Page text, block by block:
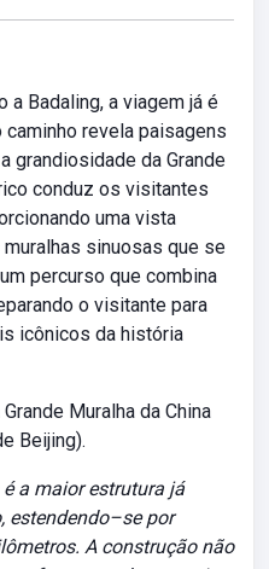
a Badaling, a viagem já é
caminho revela paisagens
grandiosidade da Grande
conduz os visitantes
uma vista
sinuosas que se
percurso que combina
o visitante para
icônicos da história
Muralha da China
Beijing).
a maior estrutura já
estendendo–se por
A construção não